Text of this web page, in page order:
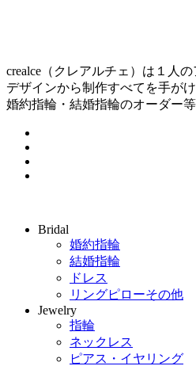
crealce（クレアルチェ）は１人
デザインから制作すべてを手が
婚約指輪・結婚指輪のオーダー
Bridal
婚約指輪
結婚指輪
ドレス
リングピローその他
Jewelry
指輪
ネックレス
ピアス・イヤリング